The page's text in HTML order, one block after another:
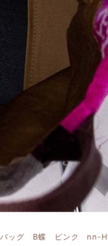
ッグ B蝶 ピンク nn-